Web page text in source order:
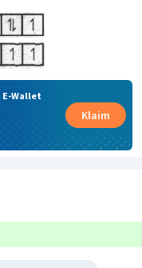
E-Wallet
Klaim